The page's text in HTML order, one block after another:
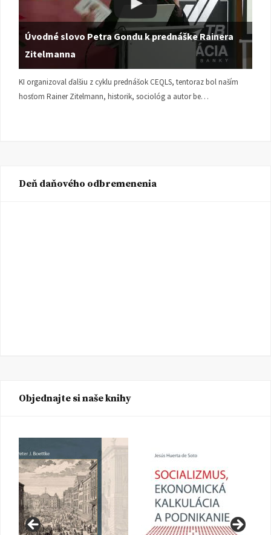
Úvodné slovo Petra Gondu k prednáške Rainera
Zitelmanna
KI organizoval ďalšiu z cyklu prednášok CEQLS, tentoraz bol naším
hosťom Rainer Zitelmann, historik, sociológ a autor be…
Deň daňového odbremenenia
Objednajte si naše knihy